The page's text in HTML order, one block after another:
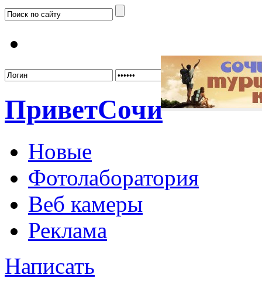
ПриветСочи
Новые
Фотолаборатория
Веб камеры
Реклама
Написать